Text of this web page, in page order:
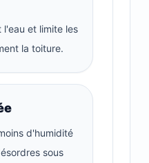
et limite les
la toiture.
d'humidité
sous